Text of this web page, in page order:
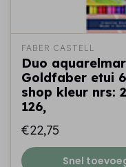
FABER CASTELL
Duo
Goldfaber etui
shop kleur nrs:
126,
€22,75
Snel